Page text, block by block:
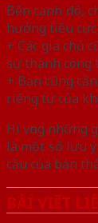
Bên cạnh đó,
hưởng tiêu cực
+ Các gia chủ
sự thành công
+ Bạn cũng
riêng tư của
Hi vọng những
là một số lưu
cầu của bản
BÀI VIẾT